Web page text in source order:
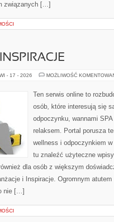
związanych […]
- 17 - 2026 MOŻLIWOŚĆ
Ten serwis online to
osób, które interesują się
odpoczynku, wannami
relaksem. Portal porusza
wellness i odpoczynkiem
tu znaleźć użyteczne
dla osób z większym
i Inspiracje. Ogromnym
nie […]